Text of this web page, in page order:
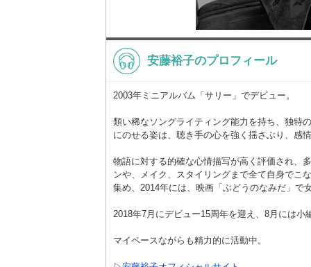
安藤裕子のプロフィール
2003年ミニアルバム「サリー」でデビュー。
類い稀なソングライティング能力を持ち、独特
にのせる姿は、聴き手の心を強く揺さぶり、感
物語に対する的確な心情描写が高く評価され、
ンや、メイク、スタイリングまで全て自身でこ
集め、2014年には、映画「ぶどうのなみだ」で
2018年7月にデビュー15周年を迎え、8月には小
マイペースながらも精力的に活動中。